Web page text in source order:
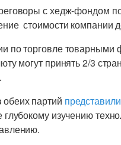
с хедж-фондом
стоимости компании
по торговле
могут принять 2/3
партий представили
изучению